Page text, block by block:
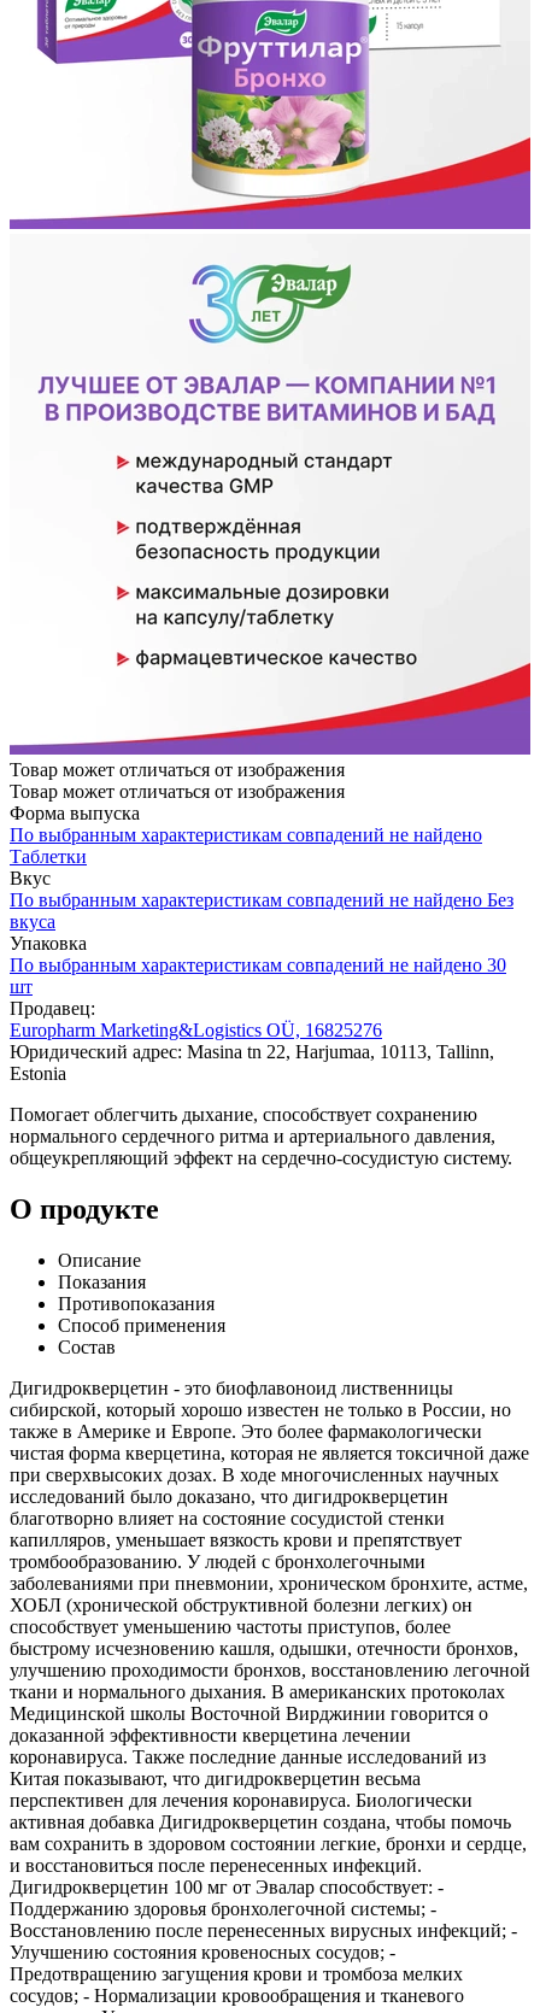
Товар может отличаться от изображения
Товар может отличаться от изображения
Форма выпуска
По выбранным характеристикам совпадений не найдено
Таблетки
Вкус
По выбранным характеристикам совпадений не найдено Без
вкуса
Упаковка
По выбранным характеристикам совпадений не найдено 30
шт
Продавец:
Europharm Marketing&Logistics OÜ, 16825276
Юридический адрес: Masina tn 22, Harjumaa, 10113, Tallinn,
Estonia
Помогает облегчить дыхание, способствует сохранению
нормального сердечного ритма и артериального давления,
общеукрепляющий эффект на сердечно-сосудистую систему.
О продукте
Описание
Показания
Противопоказания
Способ применения
Состав
Дигидрокверцетин - это биофлавоноид лиственницы
сибирской, который хорошо известен не только в России, но
также в Америке и Европе. Это более фармакологически
чистая форма кверцетина, которая не является токсичной даже
при сверхвысоких дозах. В ходе многочисленных научных
исследований было доказано, что дигидрокверцетин
благотворно влияет на состояние сосудистой стенки
капилляров, уменьшает вязкость крови и препятствует
тромбообразованию. У людей с бронхолегочными
заболеваниями при пневмонии, хроническом бронхите, астме,
ХОБЛ (хронической обструктивной болезни легких) он
способствует уменьшению частоты приступов, более
быстрому исчезновению кашля, одышки, отечности бронхов,
улучшению проходимости бронхов, восстановлению легочной
ткани и нормального дыхания. В американских протоколах
Медицинской школы Восточной Вирджинии говорится о
доказанной эффективности кверцетина лечении
коронавируса. Также последние данные исследований из
Китая показывают, что дигидрокверцетин весьма
перспективен для лечения коронавируса. Биологически
активная добавка Дигидрокверцетин создана, чтобы помочь
вам сохранить в здоровом состоянии легкие, бронхи и сердце,
и восстановиться после перенесенных инфекций.
Дигидрокверцетин 100 мг от Эвалар способствует: -
Поддержанию здоровья бронхолегочной системы; -
Восстановлению после перенесенных вирусных инфекций; -
Улучшению состояния кровеносных сосудов; -
Предотвращению загущения крови и тромбоза мелких
сосудов; - Нормализации кровообращения и тканевого